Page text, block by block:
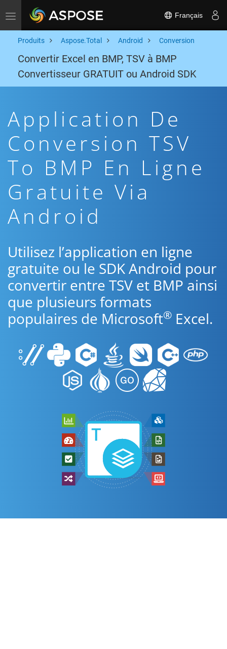
Toggle navigation Français
Produits Aspose.Total Android Conversion
Convertir Excel en BMP, TSV à BMP
Convertisseur GRATUIT ou Android SDK
Application De
Conversion TSV
To BMP En Ligne
Gratuite Via
Android
Utilisez l’application en ligne
gratuite ou le SDK Android pour
convertir entre TSV et BMP ainsi
que plusieurs formats
populaires de Microsoft® Excel.